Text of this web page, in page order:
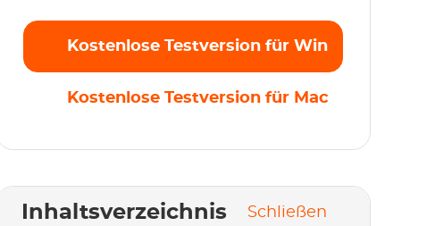
Kostenlose Testversion für Win
Kostenlose Testversion für Mac
Inhaltsverzeichnis Schließen